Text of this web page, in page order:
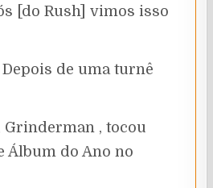
[do Rush] vimos isso
de uma turnê
Grinderman , tocou
Álbum do Ano no